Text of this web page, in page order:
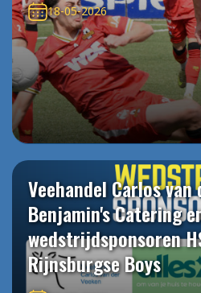
18-05-2026
Veehandel Carlos van
Benjamin's Catering
wedstrijdsponsoren
Rijnsburgse Boys